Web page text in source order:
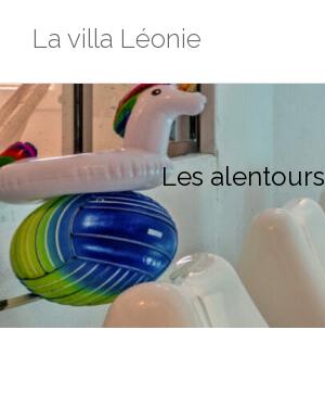
La villa Léonie
Les alentours